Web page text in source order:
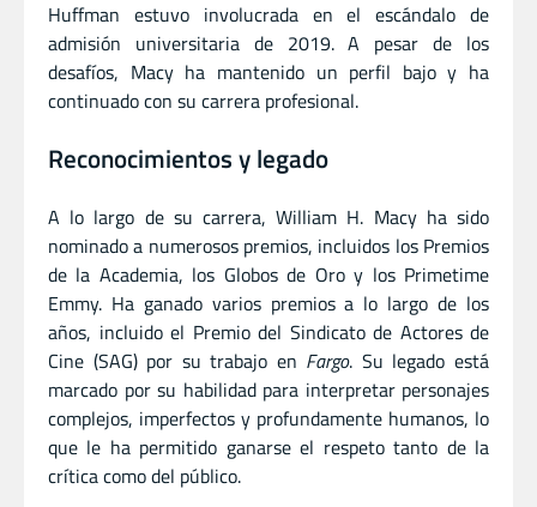
Huffman estuvo involucrada en el escándalo de
admisión universitaria de 2019. A pesar de los
desafíos, Macy ha mantenido un perfil bajo y ha
continuado con su carrera profesional.
Reconocimientos y legado
A lo largo de su carrera, William H. Macy ha sido
nominado a numerosos premios, incluidos los Premios
de la Academia, los Globos de Oro y los Primetime
Emmy. Ha ganado varios premios a lo largo de los
años, incluido el Premio del Sindicato de Actores de
Cine (SAG) por su trabajo en Fargo. Su legado está
marcado por su habilidad para interpretar personajes
complejos, imperfectos y profundamente humanos, lo
que le ha permitido ganarse el respeto tanto de la
crítica como del público.